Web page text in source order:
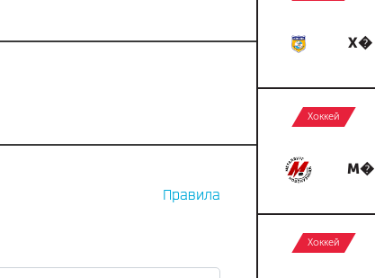
Правила
Х�
Хоккей
М�
Хоккей